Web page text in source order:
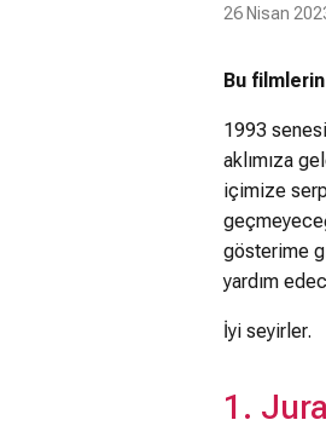
26 Nisan
Bu
1993
aklımıza
içimize
gösterime
yardım
İyi seyirler.
1.